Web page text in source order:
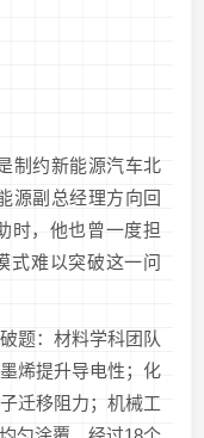
制约新能源汽车北
源副总经理方向回
时，他也曾一度担
式难以突破这一问
题：材料学科团队
烯提升导电性；化
迁移阻力；机械工